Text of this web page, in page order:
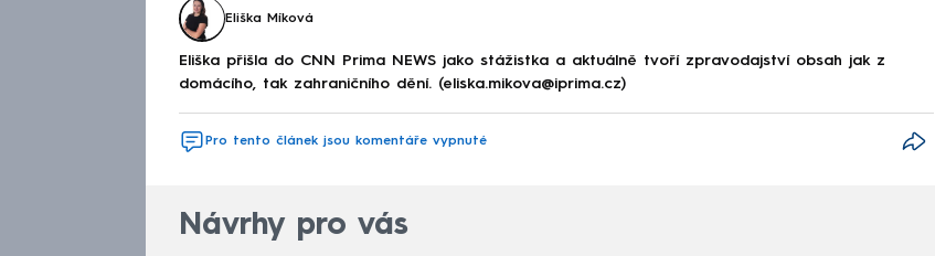
Eliška Míková
Eliška přišla do CNN Prima NEWS jako stážistka a aktuálně tvoří zpravodajství obsah jak z
domácího, tak zahraničního dění. (eliska.mikova@iprima.cz)
Pro tento článek jsou komentáře vypnuté
Návrhy pro vás